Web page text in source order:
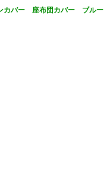
カバー 座布団カバー ブルー